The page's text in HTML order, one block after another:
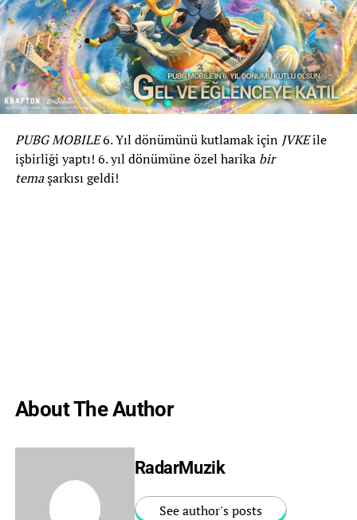
PUBG MOBILE6. Yıl dönümünü kutlamak için JVKEile
işbirliği yaptı! 6. yıl dönümüne özel harika bir
temaşarkısı geldi!
About The Author
RadarMuzik
See author's posts